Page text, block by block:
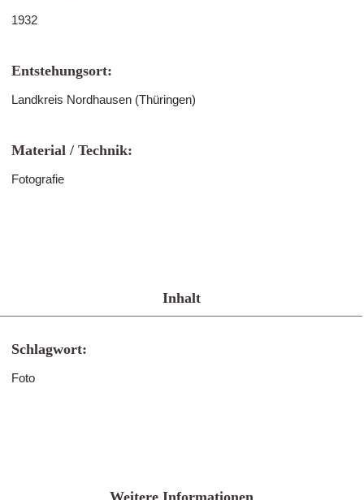
1932
Entstehungsort:
Landkreis Nordhausen (Thüringen)
Material / Technik:
Fotografie
Inhalt
Schlagwort:
Foto
Weitere Informationen